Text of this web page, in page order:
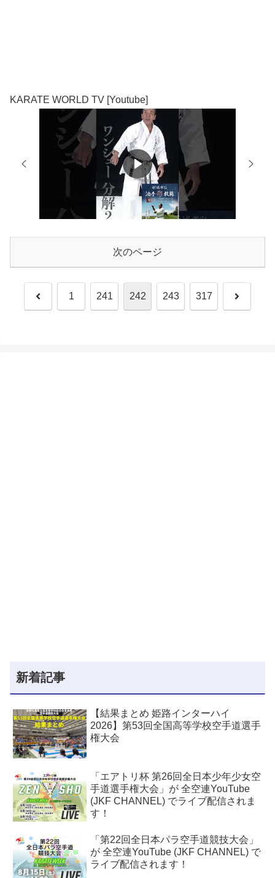
KARATE WORLD TV [Youtube]
次のページ
前 1 241 242 243 317 次
新着記事
【結果まとめ 姫路インターハイ
2026】第53回全国高等学校空手道選手
権大会
「エアトリ杯 第26回全日本少年少女空
手道選手権大会」が 全空連YouTube
(JKF CHANNEL) でライブ配信されま
す！
「第22回全日本パラ空手道競技大会」
が 全空連YouTube (JKF CHANNEL) で
ライブ配信されます！